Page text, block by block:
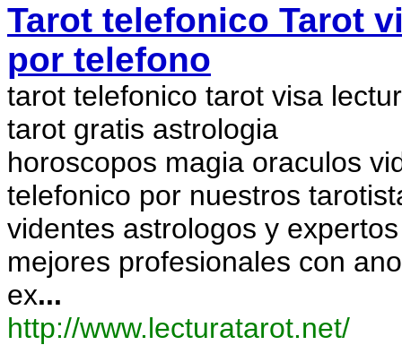
Tarot telefonico Tarot
por telefono
tarot telefonico tarot visa
tarot gratis astrologia
horoscopos magia oraculos
telefonico por nuestros
videntes astrologos y
mejores profesionales con
ex...
http://www.lecturatarot.net/